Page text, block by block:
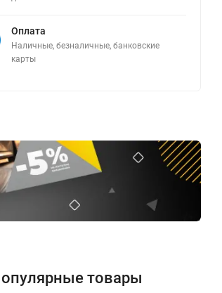
Оплата
Наличные, безналичные, банковские
карты
товары